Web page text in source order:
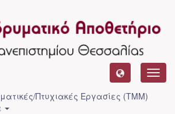
Πτυχιακές Εργασίες (ΤΜΜ)